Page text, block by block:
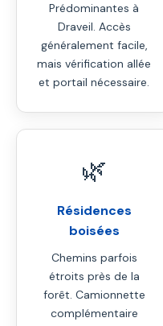
Prédominantes à
Draveil. Accès
généralement facile,
mais vérification allée
et portail nécessaire.
🌿
Résidences
boisées
Chemins parfois
étroits près de la
forêt. Camionnette
complémentaire